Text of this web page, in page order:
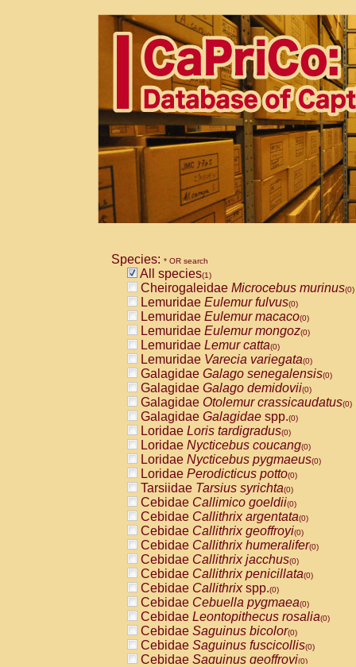
Species: * OR search
All species(1)
Cheirogaleidae Microcebus murinus(0)
Lemuridae Eulemur fulvus(0)
Lemuridae Eulemur macaco(0)
Lemuridae Eulemur mongoz(0)
Lemuridae Lemur catta(0)
Lemuridae Varecia variegata(0)
Galagidae Galago senegalensis(0)
Galagidae Galago demidovii(0)
Galagidae Otolemur crassicaudatus(0)
Galagidae Galagidae spp.(0)
Loridae Loris tardigradus(0)
Loridae Nycticebus coucang(0)
Loridae Nycticebus pygmaeus(0)
Loridae Perodicticus potto(0)
Tarsiidae Tarsius syrichta(0)
Cebidae Callimico goeldii(0)
Cebidae Callithrix argentata(0)
Cebidae Callithrix geoffroyi(0)
Cebidae Callithrix humeralifer(0)
Cebidae Callithrix jacchus(0)
Cebidae Callithrix penicillata(0)
Cebidae Callithrixspp.(0)
Cebidae Cebuella pygmaea(0)
Cebidae Leontopithecus rosalia(0)
Cebidae Saguinus bicolor(0)
Cebidae Saguinus fuscicollis(0)
Cebidae Saguinus geoffroyi(0)